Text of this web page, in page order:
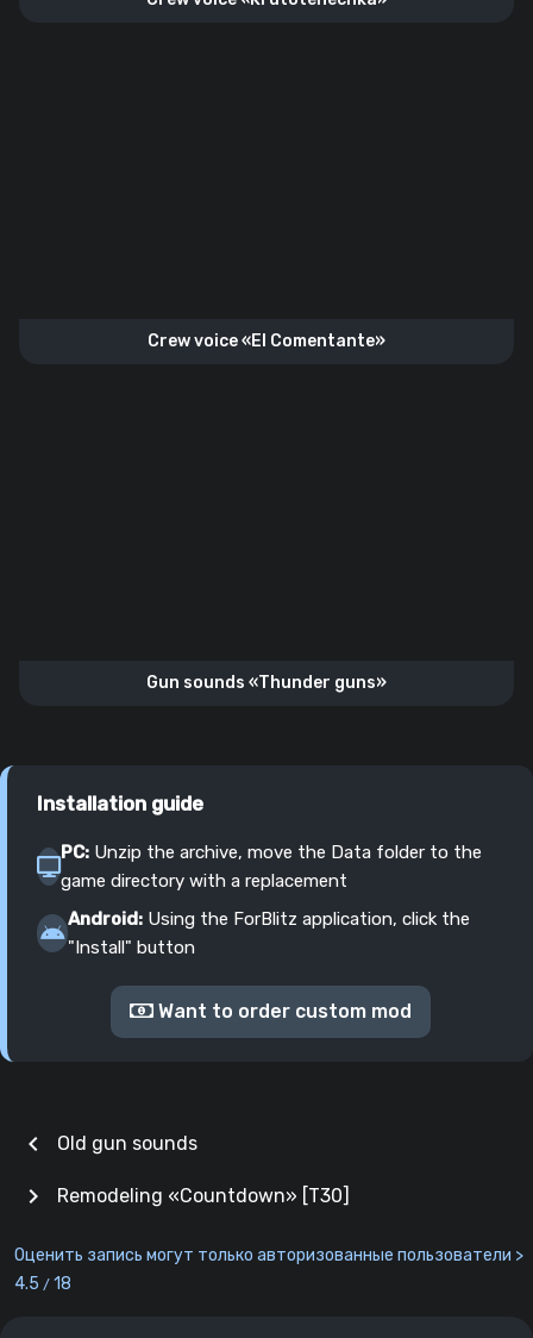
Crew voice «El Comentante»
Gun sounds «Thunder guns»
Installation guide
PC: Unzip the archive, move the Data folder to the
game directory with a replacement
Android: Using the ForBlitz application, click the
"Install" button
Want to order custom mod
chevron_left Old gun sounds
Remodeling «Countdown» [T30]
chevron_right
Оценить запись могут только авторизованные пользователи >
4.5 / 18